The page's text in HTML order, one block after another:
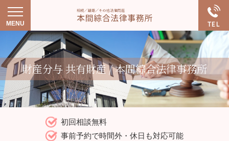
財産分与 共有財産 / 本間綜合法律事務所
初回相談無料
事前予約で時間外・休日も対応可能